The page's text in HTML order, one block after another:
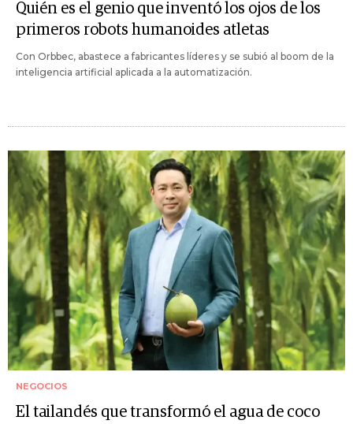
Quién es el genio que inventó los ojos de los
primeros robots humanoides atletas
Con Orbbec, abastece a fabricantes líderes y se subió al boom de la
inteligencia artificial aplicada a la automatización.
NEGOCIOS
El tailandés que transformó el agua de coco